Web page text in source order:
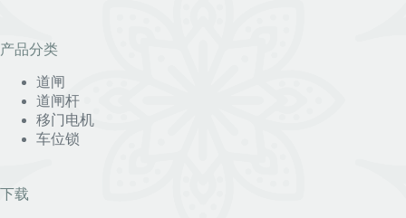
产品分类
道闸
道闸杆
移门电机
车位锁
下载